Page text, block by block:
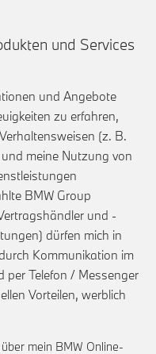
und Services
und Angebote
zu erfahren,
(z. B.
meine Nutzung von
BMW Group
und -
dürfen mich in
Kommunikation im
per Telefon / Messenger
Vorteilen, werblich
zur
mein BMW Online-